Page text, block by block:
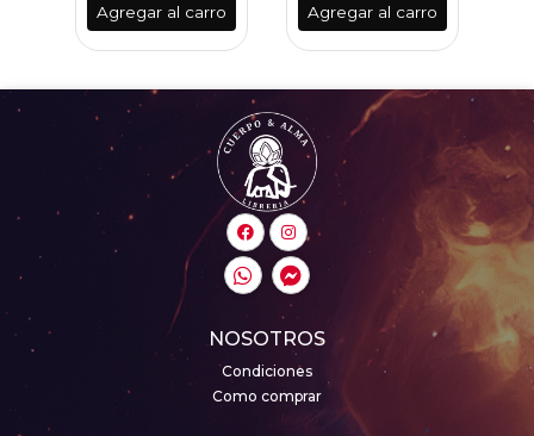
Agregar al carro Agregar al carro
NOSOTROS
Condiciones
Como comprar